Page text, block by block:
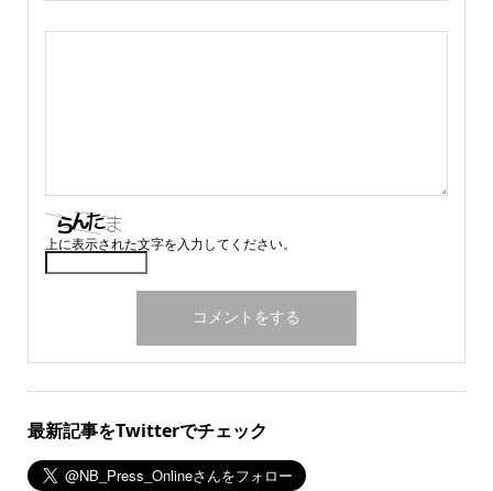
上に表示された文字を入力してください。
最新記事をTwitterでチェック